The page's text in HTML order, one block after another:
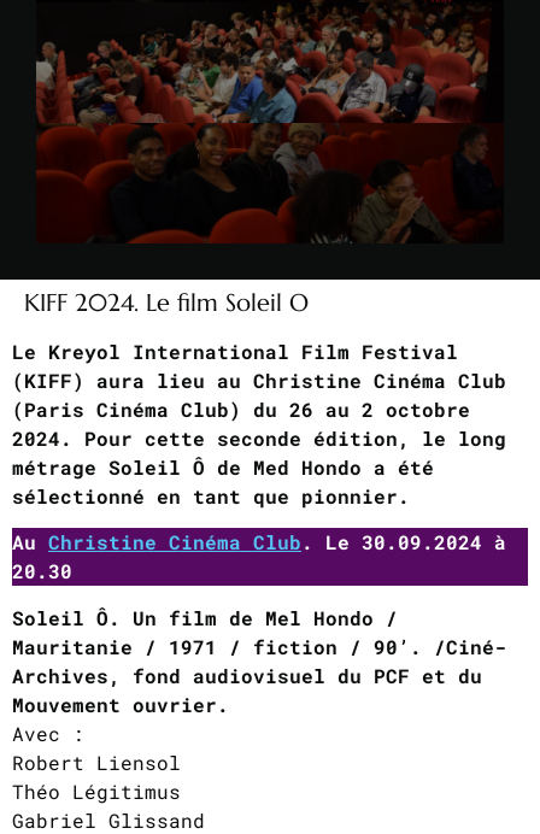
KIFF 2024. Le film Soleil O
Le Kreyol International Film Festival
(KIFF) aura lieu au Christine Cinéma Club
(Paris Cinéma Club) du 26 au 2 octobre
2024. Pour cette seconde édition, le long
métrage Soleil Ô de Med Hondo a été
sélectionné en tant que pionnier.
Au Christine Cinéma Club. Le 30.09.2024 à
20.30
Soleil Ô. Un film de Mel Hondo /
Mauritanie / 1971 / fiction / 90’. /Ciné-
Archives, fond audiovisuel du PCF et du
Mouvement ouvrier.
Avec :
Robert Liensol
Théo Légitimus
Gabriel Glissand